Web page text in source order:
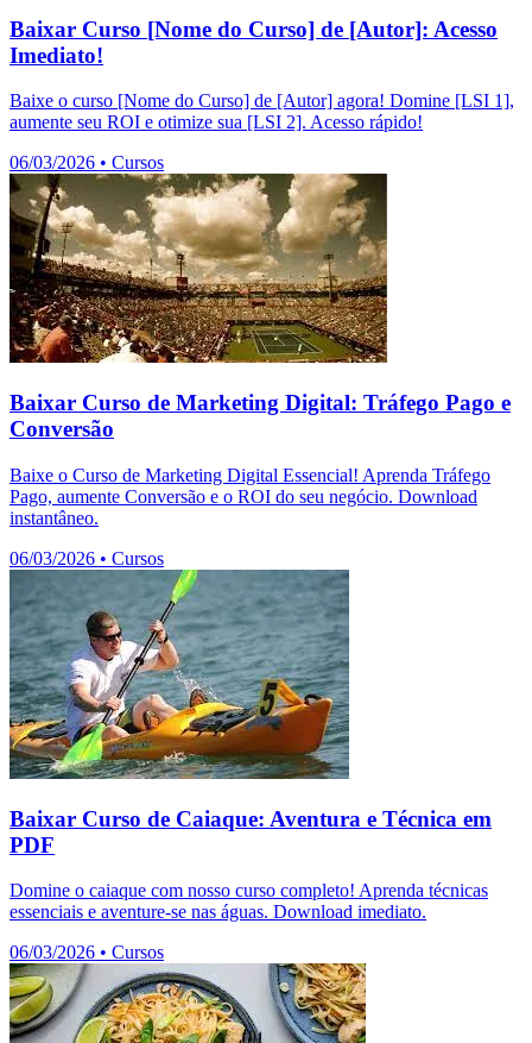
Baixar Curso [Nome do Curso] de [Autor]: Acesso
Imediato!
Baixe o curso [Nome do Curso] de [Autor] agora! Domine [LSI 1],
aumente seu ROI e otimize sua [LSI 2]. Acesso rápido!
06/03/2026 • Cursos
Baixar Curso de Marketing Digital: Tráfego Pago e
Conversão
Baixe o Curso de Marketing Digital Essencial! Aprenda Tráfego
Pago, aumente Conversão e o ROI do seu negócio. Download
instantâneo.
06/03/2026 • Cursos
Baixar Curso de Caiaque: Aventura e Técnica em
PDF
Domine o caiaque com nosso curso completo! Aprenda técnicas
essenciais e aventure-se nas águas. Download imediato.
06/03/2026 • Cursos